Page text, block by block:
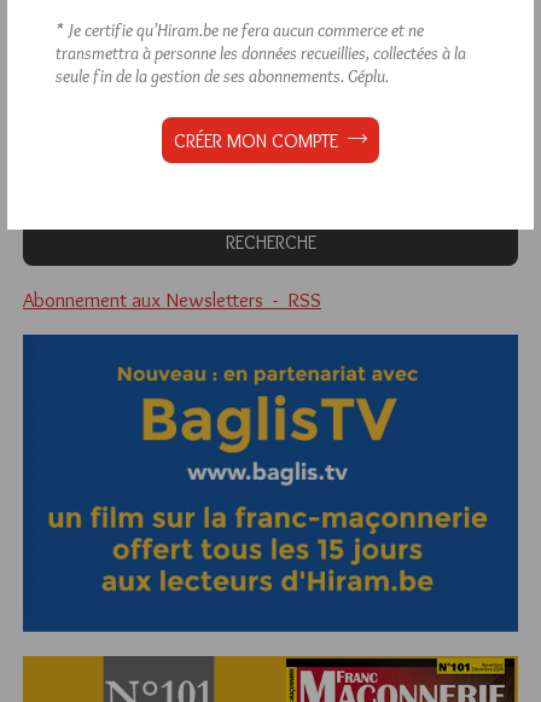
Pirsch.io)
Plus d’informations
Quels sont les articles les plus lus du blog ?
Abonnement aux Newsletters - RSS
* Je certifie qu’Hiram.be ne fera aucun commerce et ne
transmettra à personne les données recueillies, collectées à la
seule fin de la gestion de ses abonnements. Géplu.
CRÉER MON COMPTE